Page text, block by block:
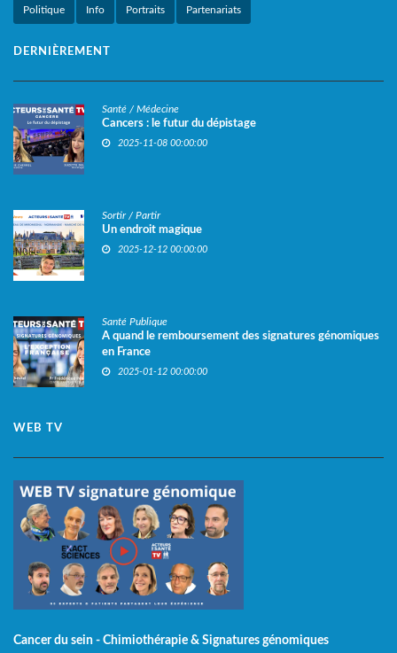
Politique Info Portraits Partenariats
DERNIÈREMENT
Santé / Médecine
Cancers : le futur du dépistage
2025-11-08 00:00:00
Sortir / Partir
Un endroit magique
2025-12-12 00:00:00
Santé Publique
A quand le remboursement des signatures génomiques
en France
2025-01-12 00:00:00
WEB TV
Cancer du sein - Chimiothérapie & Signatures génomiques